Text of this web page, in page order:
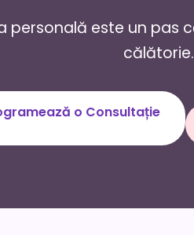
personală este un
călătorie.
o Consultație